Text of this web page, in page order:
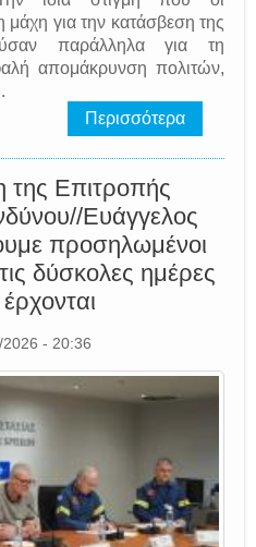
μάχη για την κατάσβεση της
παράλληλα για τη
απομάκρυνση πολιτών,
Περισσότερα
της Επιτροπής
Ευάγγελος
προσηλωμένοι
δύσκολες ημέρες
- 20:36